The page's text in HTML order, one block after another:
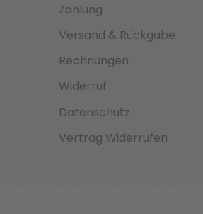
Zahlung
Versand & Rückgabe
Rechnungen
Widerruf
Datenschutz
Vertrag Widerrufen